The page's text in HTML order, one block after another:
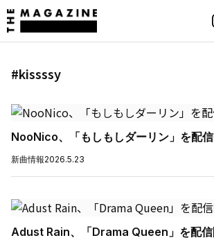
#kissssy
NooNico、「もしもしダーリン」を配
新曲情報2026.5.23
Adust Rain、「Drama Queen」を配